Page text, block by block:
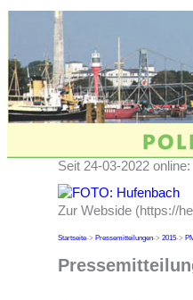
Seit 24-03-2022 online:
Zur Webside (https://
Startseite-> Pressemitteilungen-> 2015->